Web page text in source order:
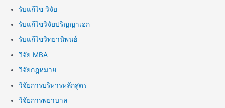
รับแก้ไข วิจัย
รับแก้ไขวิจัยปริญญาเอก
รับแก้ไขวิทยานิพนธ์
วิจัย MBA
วิจัยกฎหมาย
วิจัยการบริหารหลักสูตร
วิจัยการพยาบาล